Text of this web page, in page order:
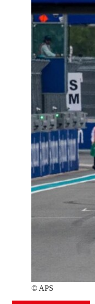
© APS